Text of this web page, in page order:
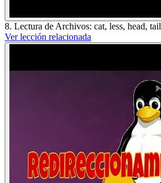
8. Lectura de Archivos: cat, less, head, tail
Ver lección relacionada